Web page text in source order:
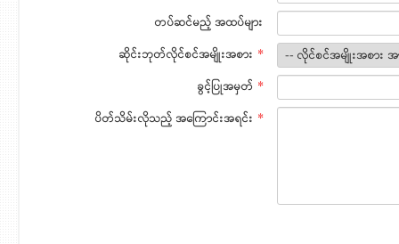
တပ်ဆင်မည့် အထပ်များ
ဆိုင်းဘုတ်လိုင်စင်အမျိုးအစား *
ခွင့်ပြုအမှတ် *
ပိတ်သိမ်းလိုသည့် အကြောင်းအရင်း *